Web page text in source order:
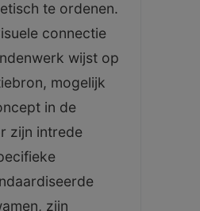
te ordenen.
connectie
wijst op
mogelijk
in de
zijn intrede
zijn